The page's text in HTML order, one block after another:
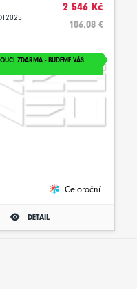
2 546 Kč
106.08 €
ZDARMA - BUDEME VÁS
Celoroční
DETAIL